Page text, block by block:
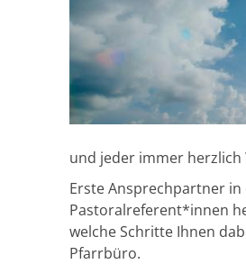
und jeder immer herzlich
Erste Ansprechpartner
Pastoralreferent*innen
welche Schritte Ihnen
Pfarrbüro.